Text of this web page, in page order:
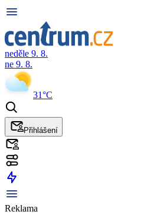
neděle 9. 8.
ne 9. 8.
31°C
Přihlášení
Reklama